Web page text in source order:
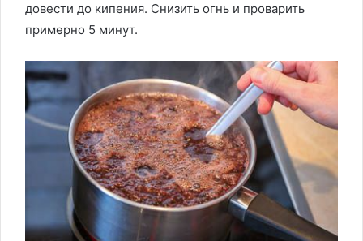
довести до кипения. Снизить огнь и проварить
примерно 5 минут.